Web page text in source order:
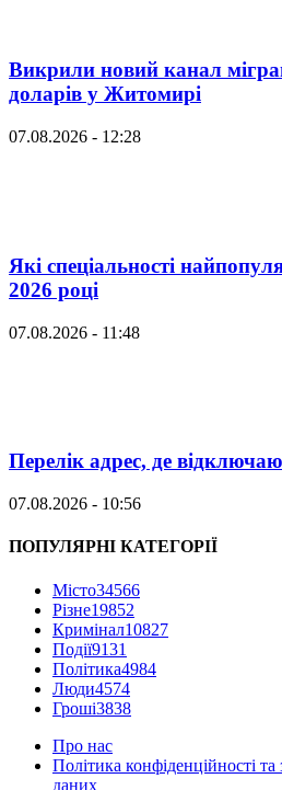
Викрили новий канал
доларів у Житомирі
07.08.2026 - 12:28
Які спеціальності
2026 році
07.08.2026 - 11:48
Перелік адрес, де
07.08.2026 - 10:56
ПОПУЛЯРНІ КАТЕГОРІЇ
Місто34566
Різне19852
Кримінал10827
Події9131
Політика4984
Люди4574
Гроші3838
Про нас
Політика конфіденційності
даних